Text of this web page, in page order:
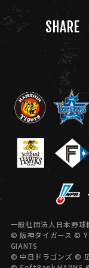
SHARE
一般社団法人日本野球
© 阪神タイガース ©
GIANTS
© 中日ドラゴンズ ©